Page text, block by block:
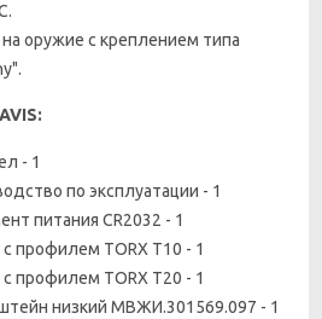
оружие с креплением типа
:
- 1
по эксплуатации - 1
питания CR2032 - 1
профилем TORX T10 - 1
профилем TORX T20 - 1
низкий МВЖИ.301569.097 - 1